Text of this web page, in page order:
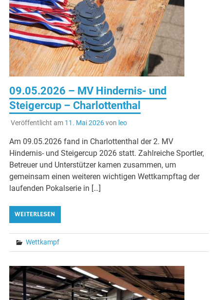
09.05.2026 – MV Hindernis- und
Steigercup – Charlottenthal
Veröffentlicht am 11. Mai 2026von leo
Am 09.05.2026 fand in Charlottenthal der 2. MV
Hindernis- und Steigercup 2026 statt. Zahlreiche Sportler,
Betreuer und Unterstützer kamen zusammen, um
gemeinsam einen weiteren wichtigen Wettkampftag der
laufenden Pokalserie in […]
WEITERLESEN
Wettkampf